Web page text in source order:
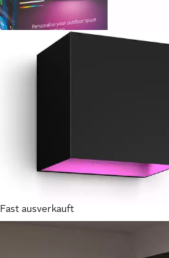
Fast ausverkauft
Smarte LED-Leuchte Outdoor White